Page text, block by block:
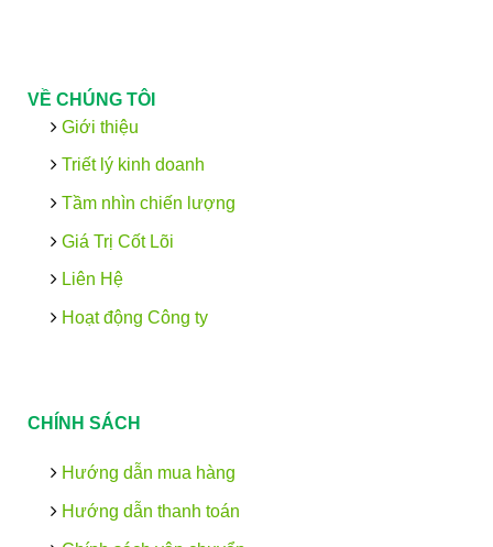
VỀ CHÚNG TÔI
Giới thiệu
Triết lý kinh doanh
Tầm nhìn chiến lượng
Giá Trị Cốt Lõi
Liên Hệ
Hoạt động Công ty
CHÍNH SÁCH
Hướng dẫn mua hàng
Hướng dẫn thanh toán